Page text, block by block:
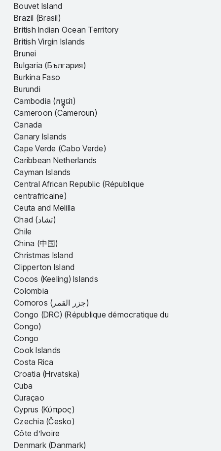
Bouvet Island
Brazil (Brasil)
British Indian Ocean Territory
British Virgin Islands
Brunei
Bulgaria (България)
Burkina Faso
Burundi
Cambodia (កម្ពុជា)
Cameroon (Cameroun)
Canada
Canary Islands
Cape Verde (Cabo Verde)
Caribbean Netherlands
Cayman Islands
Central African Republic (République
centrafricaine)
Ceuta and Melilla
Chad (تشاد)
Chile
China (中国)
Christmas Island
Clipperton Island
Cocos (Keeling) Islands
Colombia
Comoros (جزر القمر)
Congo (DRC) (République démocratique du
Congo)
Congo
Cook Islands
Costa Rica
Croatia (Hrvatska)
Cuba
Curaçao
Cyprus (Κύπρος)
Czechia (Česko)
Côte d’Ivoire
Denmark (Danmark)